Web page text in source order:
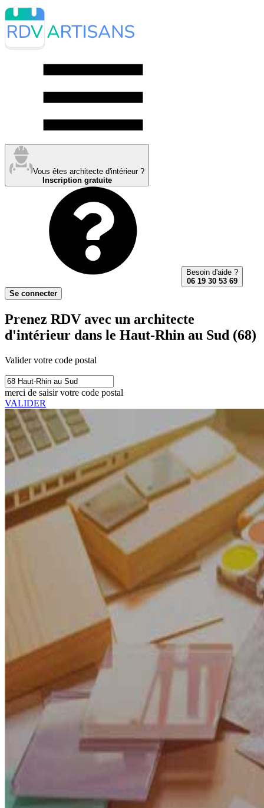
Vous êtes architecte d'intérieur ?
Inscription gratuite
Besoin d'aide ?
06 19 30 53 69
Se connecter
Prenez RDV avec un architecte
d'intérieur dans le Haut-Rhin au Sud (68)
Valider votre code postal
merci de saisir votre code postal
VALIDER